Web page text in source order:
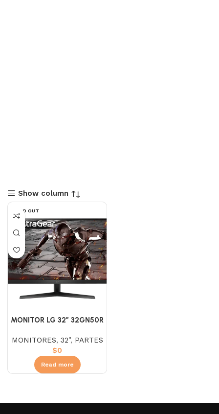
Show column
SOLD OUT
MONITOR LG 32″ 32GN50R
ULTRAGEAR
MONITORES, 32", PARTES
$0
Read more